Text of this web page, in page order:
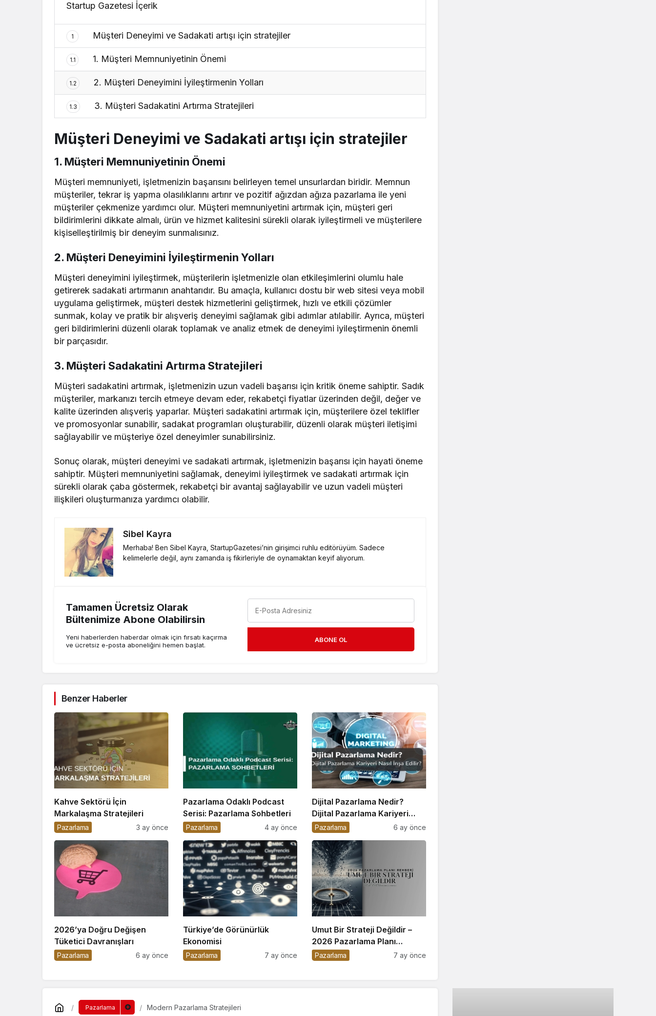
Startup Gazetesi İçerik
1 Müşteri Deneyimi ve Sadakati artışı için stratejiler
1.1 1. Müşteri Memnuniyetinin Önemi
1.2 2. Müşteri Deneyimini İyileştirmenin Yolları
1.3 3. Müşteri Sadakatini Artırma Stratejileri
Müşteri Deneyimi ve Sadakati artışı için stratejiler
1. Müşteri Memnuniyetinin Önemi
Müşteri memnuniyeti, işletmenizin başarısını belirleyen temel unsurlardan biridir. Memnun
müşteriler, tekrar iş yapma olasılıklarını artırır ve pozitif ağızdan ağıza pazarlama ile yeni
müşteriler çekmenize yardımcı olur. Müşteri memnuniyetini artırmak için, müşteri geri
bildirimlerini dikkate almalı, ürün ve hizmet kalitesini sürekli olarak iyileştirmeli ve müşterilere
kişiselleştirilmiş bir deneyim sunmalısınız.
2. Müşteri Deneyimini İyileştirmenin Yolları
Müşteri deneyimini iyileştirmek, müşterilerin işletmenizle olan etkileşimlerini olumlu hale
getirerek sadakati artırmanın anahtarıdır. Bu amaçla, kullanıcı dostu bir web sitesi veya mobil
uygulama geliştirmek, müşteri destek hizmetlerini geliştirmek, hızlı ve etkili çözümler
sunmak, kolay ve pratik bir alışveriş deneyimi sağlamak gibi adımlar atılabilir. Ayrıca, müşteri
geri bildirimlerini düzenli olarak toplamak ve analiz etmek de deneyimi iyileştirmenin önemli
bir parçasıdır.
3. Müşteri Sadakatini Artırma Stratejileri
Müşteri sadakatini artırmak, işletmenizin uzun vadeli başarısı için kritik öneme sahiptir. Sadık
müşteriler, markanızı tercih etmeye devam eder, rekabetçi fiyatlar üzerinden değil, değer ve
kalite üzerinden alışveriş yaparlar. Müşteri sadakatini artırmak için, müşterilere özel teklifler
ve promosyonlar sunabilir, sadakat programları oluşturabilir, düzenli olarak müşteri iletişimi
sağlayabilir ve müşteriye özel deneyimler sunabilirsiniz.
Sonuç olarak, müşteri deneyimi ve sadakati artırmak, işletmenizin başarısı için hayati öneme
sahiptir. Müşteri memnuniyetini sağlamak, deneyimi iyileştirmek ve sadakati artırmak için
sürekli olarak çaba göstermek, rekabetçi bir avantaj sağlayabilir ve uzun vadeli müşteri
ilişkileri oluşturmanıza yardımcı olabilir.
Sibel Kayra
Merhaba! Ben Sibel Kayra, StartupGazetesi’nin girişimci ruhlu editörüyüm. Sadece
kelimelerle değil, aynı zamanda iş fikirleriyle de oynamaktan keyif alıyorum.
Tamamen Ücretsiz Olarak
Bültenimize Abone Olabilirsin
Yeni haberlerden haberdar olmak için fırsatı kaçırma
ve ücretsiz e-posta aboneliğini hemen başlat.
ABONE OL
Benzer Haberler
Kahve Sektörü İçin
Markalaşma Stratejileri
Pazarlama 3 ay önce
Pazarlama Odaklı Podcast
Serisi: Pazarlama Sohbetleri
Pazarlama 4 ay önce
Dijital Pazarlama Nedir?
Dijital Pazarlama Kariyeri
Nasıl İnşa Edilir?
Pazarlama 6 ay önce
2026’ya Doğru Değişen
Tüketici Davranışları
Pazarlama 6 ay önce
Türkiye’de Görünürlük
Ekonomisi
Pazarlama 7 ay önce
Umut Bir Strateji Değildir –
2026 Pazarlama Planı
Rehberi
Pazarlama 7 ay önce
Pazarlama Modern Pazarlama Stratejileri